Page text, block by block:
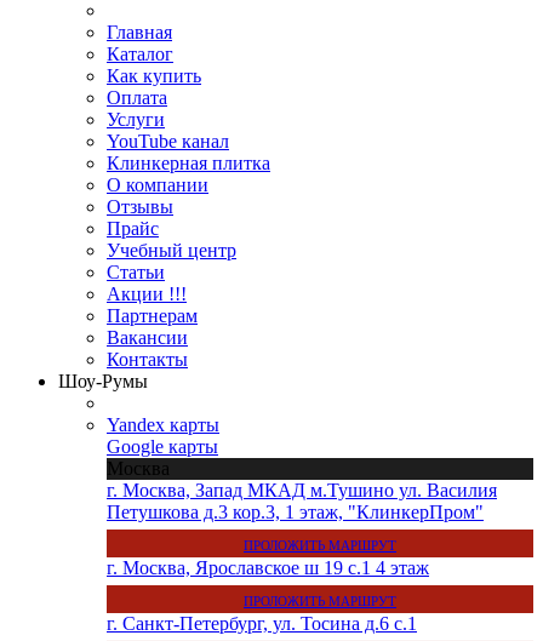
Главная
Каталог
Как купить
Оплата
Услуги
YouTube канал
Клинкерная плитка
О компании
Отзывы
Прайс
Учебный центр
Статьи
Акции !!!
Партнерам
Вакансии
Контакты
Шоу-Румы
Yandex карты
Google карты
Москва
г. Москва, Запад МКАД м.Тушино ул. Василия
Петушкова д.3 кор.3, 1 этаж, "КлинкерПром"
ПРОЛОЖИТЬ МАРШРУТ
г. Москва, Ярославское ш 19 с.1 4 этаж
ПРОЛОЖИТЬ МАРШРУТ
г. Санкт-Петербург, ул. Тосина д.6 с.1